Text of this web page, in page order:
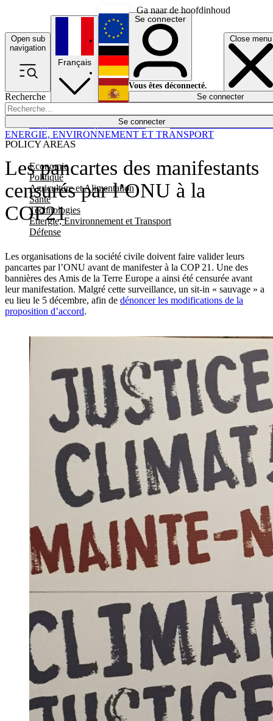
Ga naar de hoofdinhoud
Open sub
navigation
Close menu
Recherche
Se connecter
POLICY AREAS
Economie
Politique
Agriculture et Alimentation
Santé
Technologies
Energie, Environnement et Transport
Défense
Économie
Français
English
Deutsch
Español
Se connecter
Vous êtes déconnecté.
Se connecter
Les pancartes des manifestants
censurés par l’ONU à la
COP21
Les organisations de la société civile doivent faire valider leurs
pancartes par l’ONU avant de manifester à la COP 21. Une des
bannières des Amis de la Terre Europe a ainsi été censurée avant
leur manifestation. Malgré cette surveillance, un sit-in « sauvage » a
eu lieu le 5 décembre, afin de dénoncer les modifications de la
proposition d’accord.
ENERGIE, ENVIRONNEMENT ET TRANSPORT